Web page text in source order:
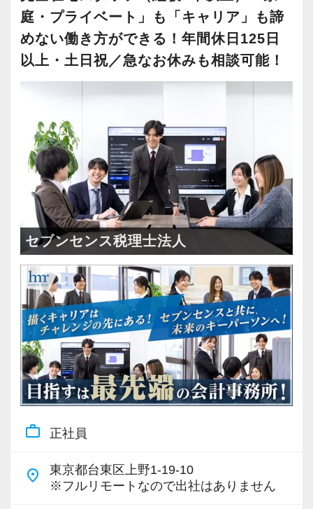
・キャリアアップ志向のある方
・主体的に業務を進められる方
・顧客対応や提案業務に挑戦したい方
・資産税など専門性を高めたい方
・将来的にマネジメントに関わりたい方
＜まずはカジュアル面談へ＞
・事前に気軽な面談を実施
・仕事内容やキャリアを相談可
・ざっくばらんに質問OK
・納得後に選考へ進めます
・入社時期は柔軟に対応
・半年～1年の調整も可能
まずはカジュアル面談からでも歓迎です
「応募する」からお気軽にご連絡ください。
プライベートと仕事を両立したい方にぴったり
の職場です。
所長の坂本は平成8年税理士試験に合格。自身で
酬の最適化」など、
独自のシミュレーションツールを用いて、お客
様に高付加価値な提案を行っています。
また、3か月ごとに損益・税額予想を行うなど、
お客様にとって“余裕ある決算”を実現しており、
感謝の言葉をいただく機会も多いのが特徴で
す。
【チームで支え合う風土】
スタッフ同士の距離が近く、困ったときはすぐ
に相談できる雰囲気です。
事務所内は落ち着いた雰囲気ながら、笑い声も
飛び交う明るい職場です。
所長の坂本ともうひとりの若手税理士のもと、
整えています。
庭・プライベート」も「キャリア」も諦
めない働き方ができる！年間休日125日
以上・土日祝／急なお休みも相談可能！
セブンセンス税理士法人
work_outline 正社員
place
東京都台東区上野1-19-10
※フルリモートなので出社はありません